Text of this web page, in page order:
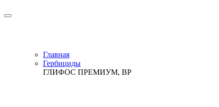
Главная
Гербициды
ГЛИФОС ПРЕМИУМ, ВР